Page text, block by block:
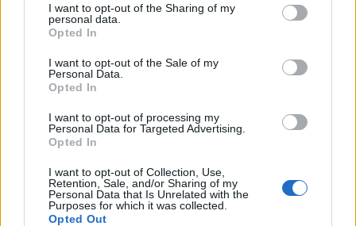
not limited to your visit or usage behaviour. You may click to
grant or deny consent to Google and its third-party tags to
use your data for below specified purposes in below Google
consent section.
I want to opt-out of the Sharing of my
personal data.
Opted In
I want to opt-out of the Sale of my
Personal Data.
Opted In
I want to opt-out of processing my
Personal Data for Targeted Advertising.
Opted In
I want to opt-out of Collection, Use,
Retention, Sale, and/or Sharing of my
Personal Data that Is Unrelated with the
Purposes for which it was collected.
Opted Out